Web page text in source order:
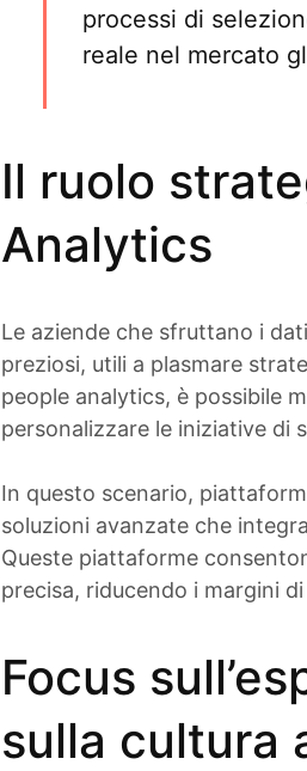
processi di
reale nel mercato
Il ruolo
Analytics
Le aziende che sfruttano i
preziosi, utili a plasmare
people analytics, è possibile
personalizzare le iniziative di
In questo scenario,
soluzioni avanzate che
Queste piattaforme
precisa, riducendo i margini
Focus
sulla cultura